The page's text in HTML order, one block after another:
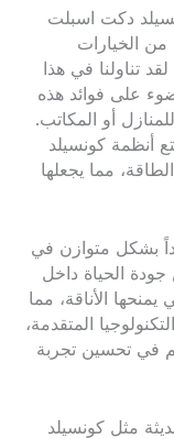
دكت اسبلت
الخيارات
تناولنا في هذا
على فوائد هذه
أو المكاتب.
أنظمة كونسيلد
مما يجعلها
بشكل متوازن في
الحياة داخل
الأناقة، مما
المتقدمة،
في تحسين تجربة
مثل كونسيلد